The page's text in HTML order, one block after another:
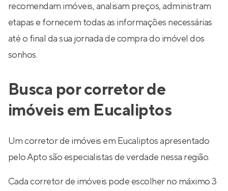
recomendam imóveis, analisam preços, administram
etapas e fornecem todas as informações necessárias
até o final da sua jornada de compra do imóvel dos
sonhos.
Busca por corretor de
imóveis em Eucaliptos
Um corretor de imóveis em Eucaliptos apresentado
pelo Apto são especialistas de verdade nessa região.
Cada corretor de imóveis pode escolher no máximo 3